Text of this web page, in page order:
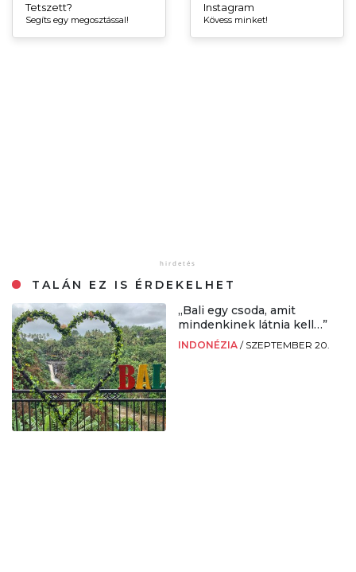
Tetszett?
Segíts egy megosztással!
Instagram
Kövess minket!
TALÁN EZ IS ÉRDEKELHET
„Bali egy csoda, amit
mindenkinek látnia kell…”
INDONÉZIA / SZEPTEMBER 20.